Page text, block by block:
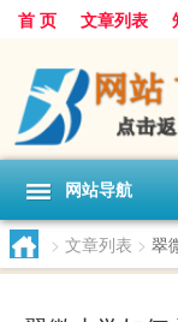
首 页 文章列表
网站导航
> 文章列表 > 翠